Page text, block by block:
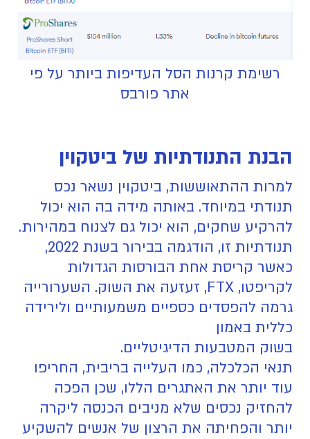
רשימת קרנות הסל העדיפות ביותר על פי
אתר פורבס
הבנת התנודתיות של ביטקוין
למרות ההתאוששות, ביטקוין נשאר נכס
תנודתי במיוחד. באותה מידה בה הוא יכול
להרקיע שחקים, הוא יכול גם לצנוח במהירות.
תנודתיות זו, הודגמה בבירור בשנת 2022,
כאשר קריסת אחת הבורסות הגדולות
לקריפטו, FTX, זעזעה את השוק. השערורייה
גרמה להפסדים כספיים משמעותיים ולירידה
כללית באמון
בשוק המטבעות הדיגיטליים.
תנאי הכלכלה, כמו העלייה בריבית, החריפו
עוד יותר את האתגרים הללו, שכן הפכה
להחזיק נכסים שלא מניבים הכנסה ליקרה
יותר והפחיתה את הרצון של אנשים להשקיע